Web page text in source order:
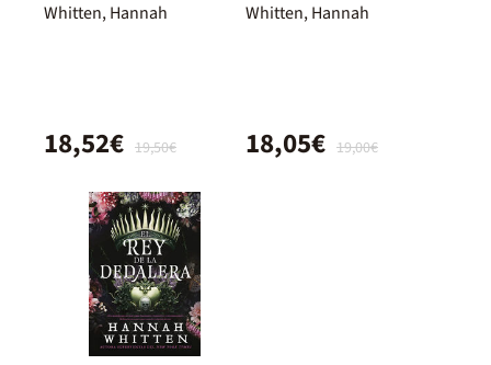
Whitten, Hannah
19,50€
18,52€
Whitten, Hannah
19,00€
18,05€